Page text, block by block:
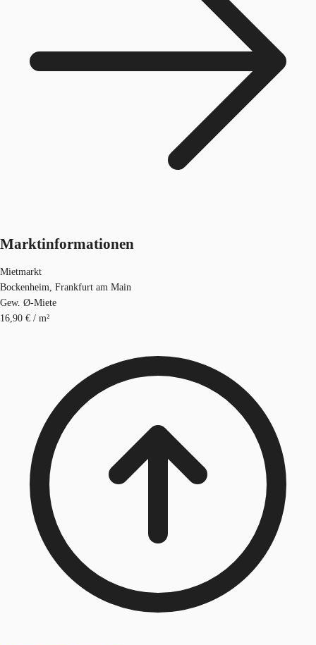
Marktinformationen
Mietmarkt
Bockenheim, Frankfurt am Main
Gew. Ø-Miete
16,90 € / m²